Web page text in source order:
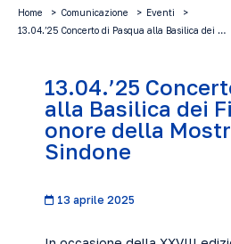
Home Comunicazione
Eventi
13.04.’25 Concerto di Pasqua alla Basilica dei …
13.04.’25
alla Basilica dei
onore della
Sindone
13 aprile 2025